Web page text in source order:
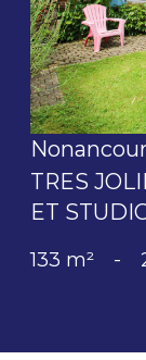
TRES
ET
133 m² -